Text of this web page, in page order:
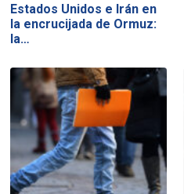
Estados Unidos e Irán en
la encrucijada de Ormuz:
la…